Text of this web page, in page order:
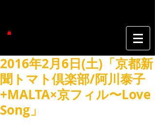
2016年2月6日(土)「京都新
聞トマト倶楽部/阿川泰子
+MALTA×京フィル〜Love
Song」